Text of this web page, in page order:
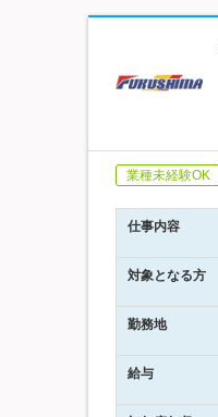
業種未経験OK
仕事内容
対象となる方
勤務地
給与